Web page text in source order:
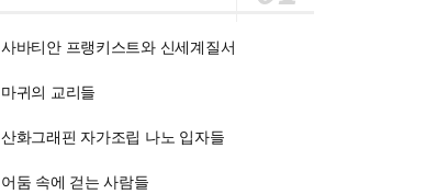
사바티안 프랭키스트와 신세계질서
마귀의 교리들
산화그래핀 자가조립 나노 입자들
어둠 속에 걷는 사람들